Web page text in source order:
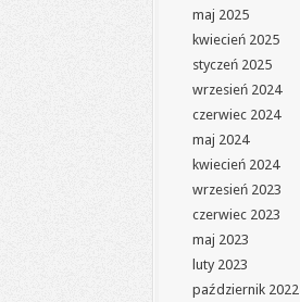
maj 2025
kwiecień 2025
styczeń 2025
wrzesień 2024
czerwiec 2024
maj 2024
kwiecień 2024
wrzesień 2023
czerwiec 2023
maj 2023
luty 2023
październik 2022